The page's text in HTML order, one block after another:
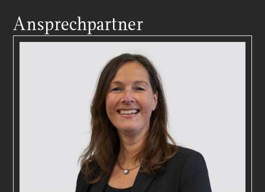
Ansprechpartner